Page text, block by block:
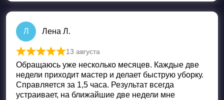
Л Лена Л.
Оценка из 5
13 августа
Обращаюсь уже несколько месяцев. Каждые две
недели приходит мастер и делает быструю уборку.
Справляется за 1,5 часа. Результат всегда
устраивает, на ближайшие две недели мне